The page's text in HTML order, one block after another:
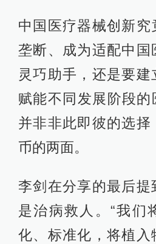
中国医疗器械创新究
垄断、成为适配中国
灵巧助手，还是要建
赋能不同发展阶段
并非非此即彼的选择
币的两面。
李剑在分享的最后提
是治病救人。“我们
化、标准化，将植入